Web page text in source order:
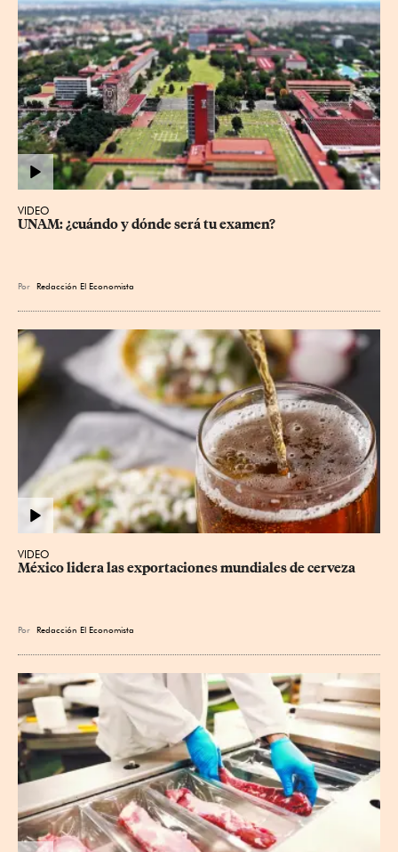
VIDEO
UNAM: ¿cuándo y dónde será tu examen?
Por Redacción El Economista
VIDEO
México lidera las exportaciones mundiales de cerveza
Por Redacción El Economista